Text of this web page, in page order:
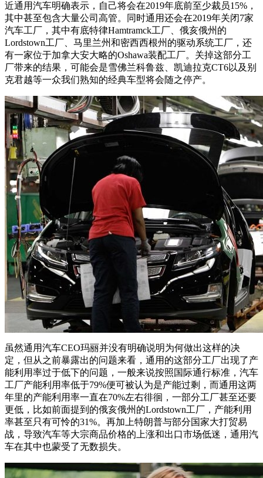
近通用汽车明确表示，自己将会在2019年底前至少裁员15%，
其中甚至包含大量公司高管。同时通用还会在2019年关闭7家
汽车工厂，其中有底特律Hamtramck工厂、俄亥俄州的
Lordstown工厂、马里兰州和密西西根州的驱动系统工厂，还
有一家位于加拿大安大略的Oshawa装配工厂。关掉这部分工
厂带来的结果，可能会是雪佛兰科鲁兹、凯迪拉克CT6以及别
克君越等一众我们熟知的经典车型将会随之停产。
虽然通用汽车CEO玛丽并没有明确说明为何做出这样的决
定，但从之前暴露出的问题来看，通用的这部分工厂出现了产
能利用率过于低下的问题，一般来说按照国际通行标准，汽车
工厂产能利用率低于79%便可被认为是产能过剩，而通用这两
年里的产能利用率一直在70%左右徘徊，一部分工厂甚至还要
更低，比如前面提到的俄亥俄州的Lordstown工厂，产能利用
率甚至只有可怜的31%。再加上特朗普与部分国家大打贸易
战，导致汽车等大宗商品价格的上涨和出口市场低迷，通用汽
车在其中也蒙受了无数损失。